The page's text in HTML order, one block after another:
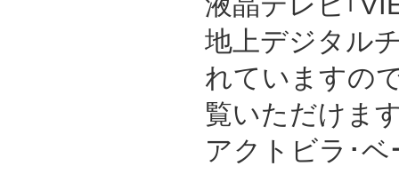
地上デジタル
れていますの
覧いただけま
アクトビラ･